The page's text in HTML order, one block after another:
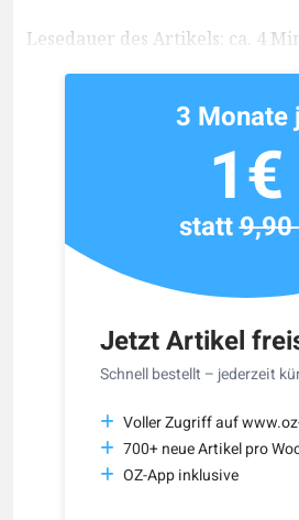
Lesedauer des Artikels: ca. 4
Jetzt Artikel
Schnell bestellt – jederzeit
Voller Zugriff auf
700+ neue Artikel pro
OZ-App inklusive
3 Monate
1€
statt9,90